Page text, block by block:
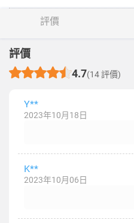
評價
評價
4.7(14 評價)
Y**
2023年10月18日
K**
2023年10月06日